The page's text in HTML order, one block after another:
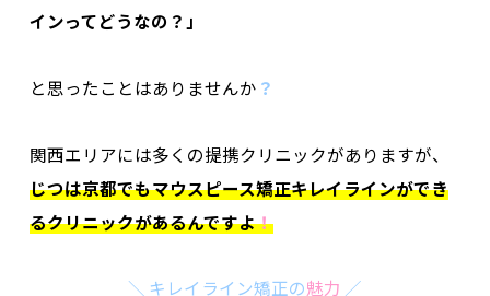
インってどうなの？」
と思ったことはありませんか ？
関西エリアには多くの提携クリニックがありますが、
じつは京都でもマウスピース矯正キレイラインができ
るクリニックがあるんですよ！
＼ キレイライン矯正の魅力 ／